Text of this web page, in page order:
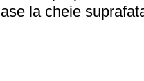
la cheie